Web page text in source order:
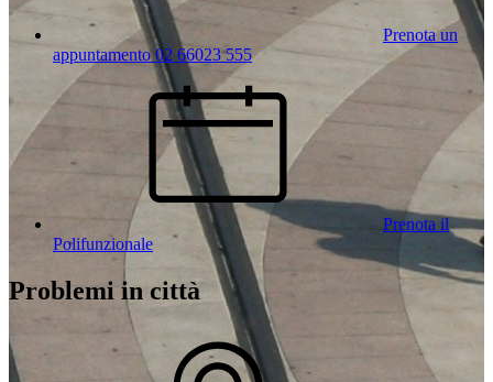
Prenota un
appuntamento 02 66023 555
Prenota il
Polifunzionale
Problemi in città